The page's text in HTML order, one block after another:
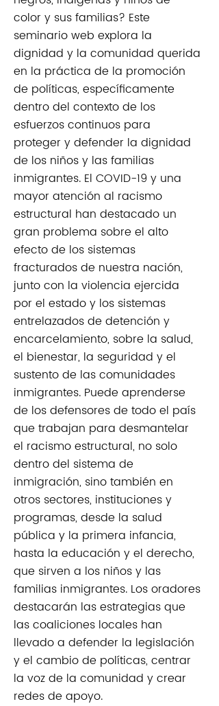
color y sus familias? Este
seminario web explora la
dignidad y la comunidad querida
en la práctica de la promoción
de políticas, específicamente
dentro del contexto de los
esfuerzos continuos para
proteger y defender la dignidad
de los niños y las familias
inmigrantes. El COVID-19 y una
mayor atención al racismo
estructural han destacado un
gran problema sobre el alto
efecto de los sistemas
fracturados de nuestra nación,
junto con la violencia ejercida
por el estado y los sistemas
entrelazados de detención y
encarcelamiento, sobre la salud,
el bienestar, la seguridad y el
sustento de las comunidades
inmigrantes. Puede aprenderse
de los defensores de todo el país
que trabajan para desmantelar
el racismo estructural, no solo
dentro del sistema de
inmigración, sino también en
otros sectores, instituciones y
programas, desde la salud
pública y la primera infancia,
hasta la educación y el derecho,
que sirven a los niños y las
familias inmigrantes. Los oradores
destacarán las estrategias que
las coaliciones locales han
llevado a defender la legislación
y el cambio de políticas, centrar
la voz de la comunidad y crear
redes de apoyo.